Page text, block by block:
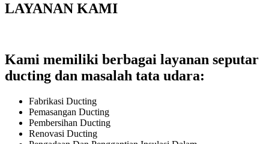
LAYANAN KAMI
Kami memiliki berbagai layanan seputar
ducting dan masalah tata udara:
Fabrikasi Ducting
Pemasangan Ducting
Pembersihan Ducting
Renovasi Ducting